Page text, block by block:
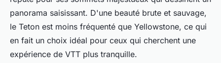
panorama saisissant. D'une beauté brute et sauvage,
le Teton est moins fréquenté que Yellowstone, ce qui
en fait un choix idéal pour ceux qui cherchent une
expérience de VTT plus tranquille.